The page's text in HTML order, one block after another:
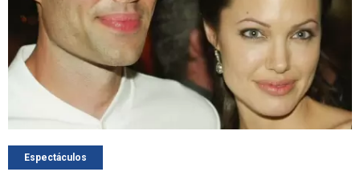
Espectáculos